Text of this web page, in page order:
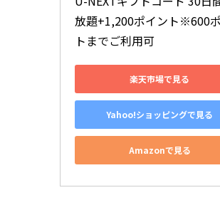
放題+1,200ポイント※600
トまでご利用可
楽天市場で見る
Yahoo!ショッピングで見る
Amazonで見る